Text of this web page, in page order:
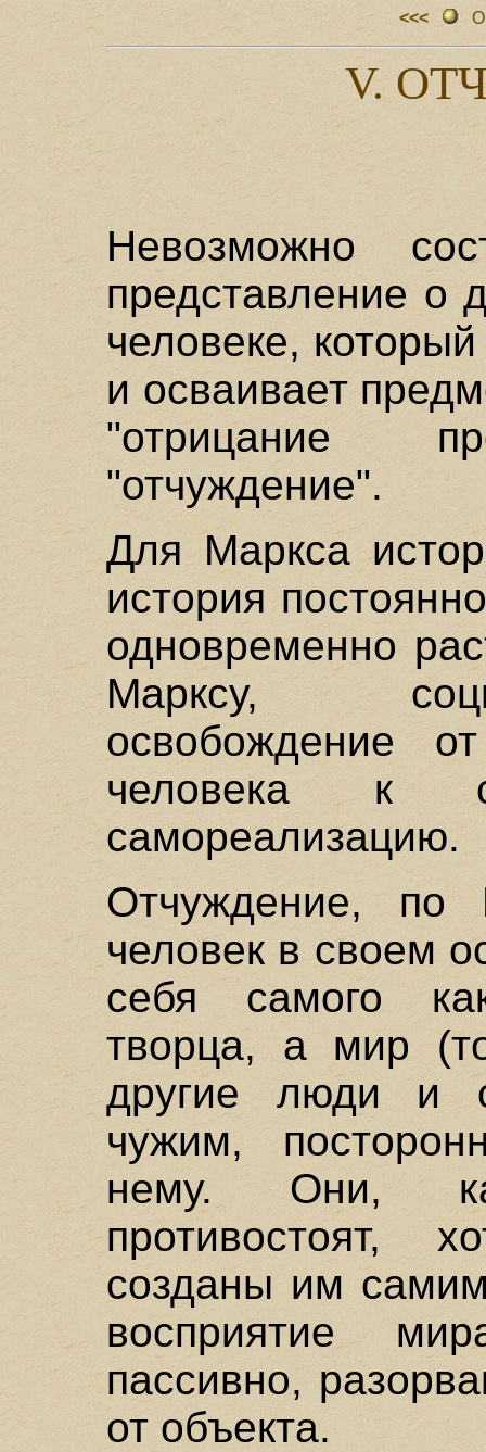
<<<
V.
Невозможно
представление о
человеке,
и осваивает
"отрицание
"отчуждение".
Для Маркса
история
одновременно
Марксу,
освобождение
человека к
самореализацию.
Отчуждение, по
человек в своем
себя самого
творца, а мир
другие люди и
чужим,
нему. Они,
противостоят,
созданы им
восприятие
пассивно,
от объекта.